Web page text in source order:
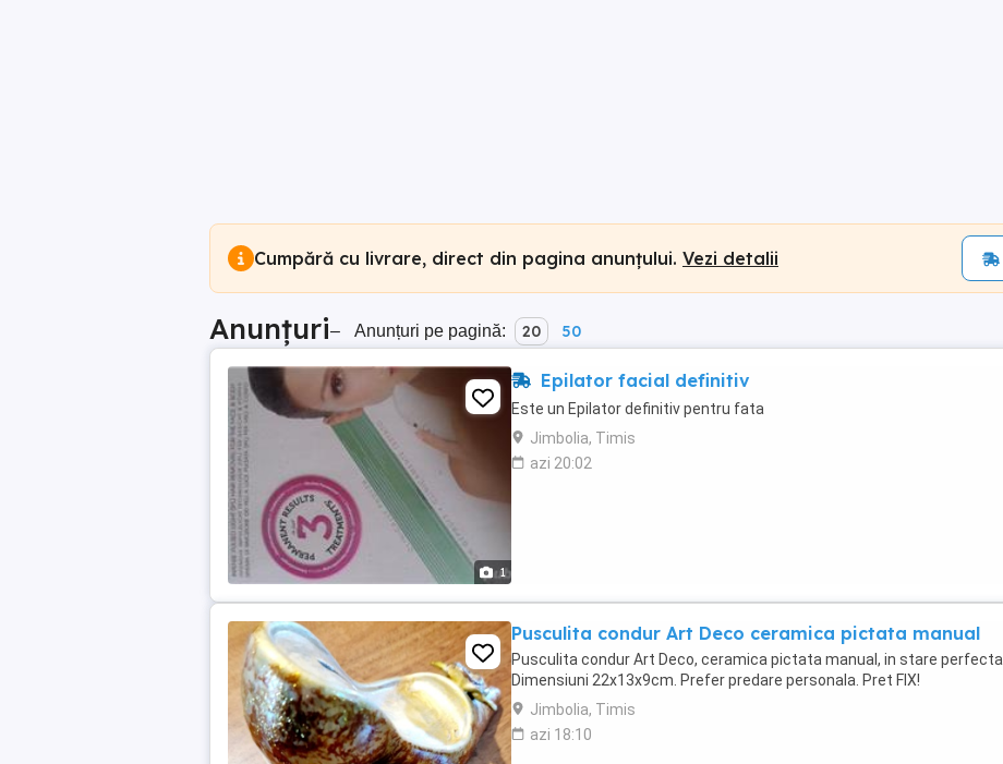
Cumpără cu livrare, direct din pagina anunțului. Vezi detalii
Anunțuri– Anunțuri pe pagină: 20 50
1
Epilator facial definitiv
Este un Epilator definitiv pentru fata
Jimbolia, Timis
azi 20:02
Pusculita condur Art Deco ceramica pictata manual
Pusculita condur Art Deco, ceramica pictata manual, in stare perfecta.
Dimensiuni 22x13x9cm. Prefer predare personala. Pret FIX!
Jimbolia, Timis
azi 18:10